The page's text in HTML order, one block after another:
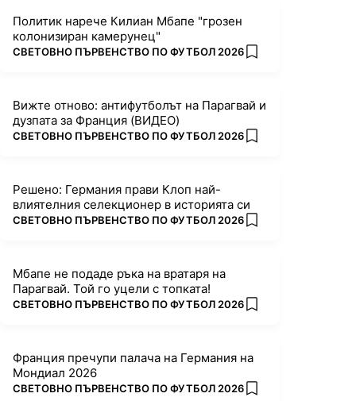
Политик нарече Килиан Мбапе "грозен
колонизиран камерунец"
ПОВЕЧЕ ОТ
СВЕТОВНО ПЪРВЕНСТВО ПО ФУТБОЛ 2026 add favorites
Вижте отново: антифутболът на Парагвай и
дузпата за Франция (ВИДЕО)
ПОВЕЧЕ ОТ
СВЕТОВНО ПЪРВЕНСТВО ПО ФУТБОЛ 2026 add favorites
Решено: Германия прави Клоп най-
влиятелния селекционер в историята си
ПОВЕЧЕ ОТ
СВЕТОВНО ПЪРВЕНСТВО ПО ФУТБОЛ 2026 add favorites
Мбапе не подаде ръка на вратаря на
Парагвай. Той го уцели с топката!
ПОВЕЧЕ ОТ
СВЕТОВНО ПЪРВЕНСТВО ПО ФУТБОЛ 2026 add favorites
Франция пречупи палача на Германия на
Мондиал 2026
ПОВЕЧЕ ОТ
СВЕТОВНО ПЪРВЕНСТВО ПО ФУТБОЛ 2026 add favorites